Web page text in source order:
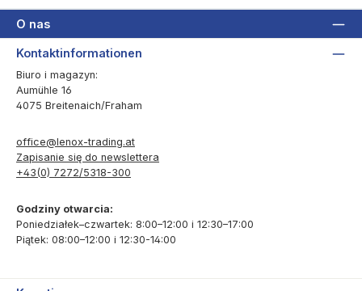
O nas
Kontaktinformationen
Biuro i magazyn:
Aumühle 16
4075 Breitenaich/Fraham
office@lenox-trading.at
Zapisanie się do newslettera
+43(0) 7272/5318-300
Godziny otwarcia:
Poniedziałek–czwartek: 8:00–12:00 i 12:30–17:00
Piątek: 08:00–12:00 i 12:30-14:00